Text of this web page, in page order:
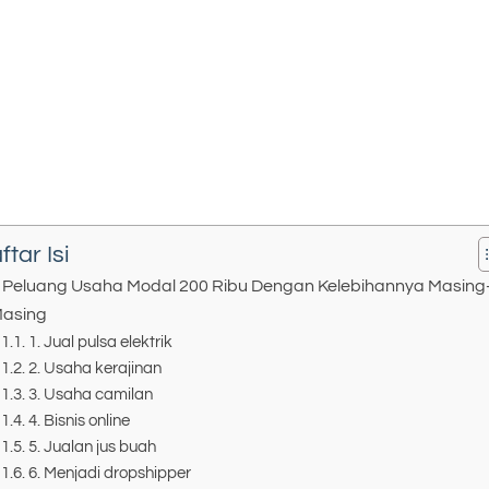
Isi
Peluang Usaha Modal 200 Ribu Dengan Kelebihannya
1. Jual pulsa elektrik
2. Usaha kerajinan
3. Usaha camilan
4. Bisnis online
5. Jualan jus buah
6. Menjadi dropshipper